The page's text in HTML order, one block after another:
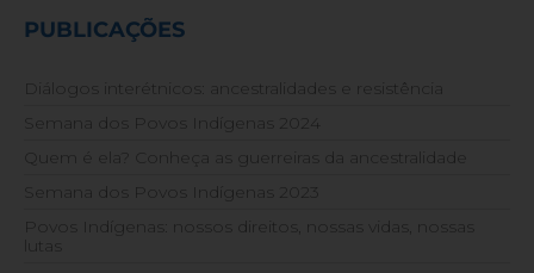
PUBLICAÇÕES
Diálogos interétnicos: ancestralidades e resistência
Semana dos Povos Indígenas 2024
Quem é ela? Conheça as guerreiras da ancestralidade
Semana dos Povos Indígenas 2023
Povos Indígenas: nossos direitos, nossas vidas, nossas
lutas